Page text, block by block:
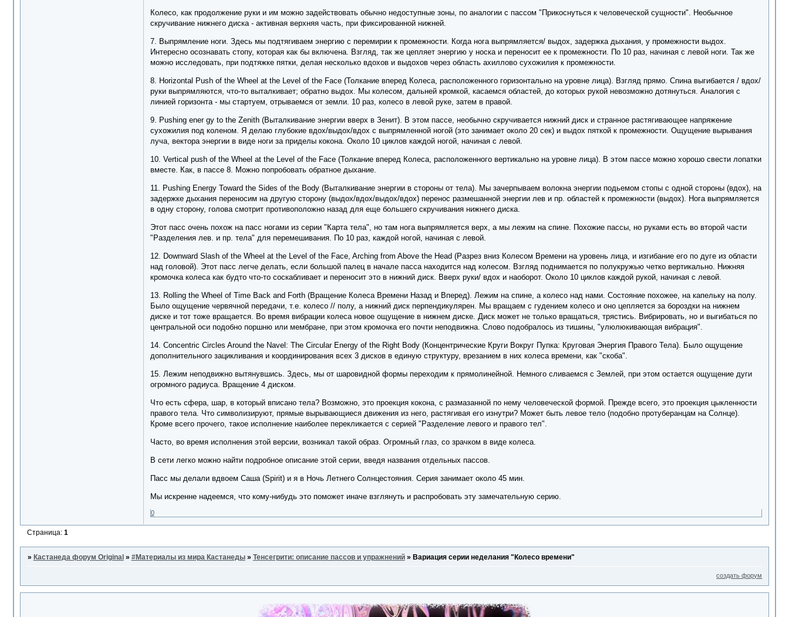
Колесо, как продолжение руки и им можно задействовать обычно недоступные зоны, по аналогии с пассом "Прикоснуться к человеческой сущности". Необычное
скручивание нижнего диска - активная верхняя часть, при фиксированной нижней.
7. Выпрямление ноги. Здесь мы подтягиваем энергию с перемирии к промежности. Когда нога выпрямляется/ выдох, задержка дыхания, у промежности выдох.
Интересно осознавать стопу, которая как бы включена. Взгляд, так же цепляет энергию у носка и переносит ее к промежности. По 10 раз, начиная с левой ноги. Так же
можно исследовать, при подтяжке пятки, делая несколько вдохов и выдохов через область ахиллово сухожилия к промежности.
8. Horizontal Push of the Wheel at the Level of the Face (Толкание вперед Колеса, расположенного горизонтально на уровне лица). Взгляд прямо. Спина выгибается / вдох/
руки выпрямляются, что-то выталкивает; обратно выдох. Мы колесом, дальней кромкой, касаемся областей, до которых рукой невозможно дотянуться. Аналогия с
линией горизонта - мы стартуем, отрываемся от земли. 10 раз, колесо в левой руке, затем в правой.
9. Pushing ener gy to the Zenith (Выталкивание энергии вверх в Зенит). В этом пассе, необычно скручивается нижний диск и странное растягивающее напряжение
сухожилия под коленом. Я делаю глубокие вдох/выдох/вдох с выпрямленной ногой (это занимает около 20 сек) и выдох пяткой к промежности. Ощущение вырывания
луча, вектора энергии в виде ноги за приделы кокона. Около 10 циклов каждой ногой, начиная с левой.
10. Vertical push of the Wheel at the Level of the Face (Толкание вперед Колеса, расположенного вертикально на уровне лица). В этом пассе можно хорошо свести лопатки
вместе. Как, в пассе 8. Можно попробовать обратное дыхание.
11. Pushing Energy Toward the Sides of the Body (Выталкивание энергии в стороны от тела). Мы зачерпываем волокна энергии подьемом стопы с одной стороны (вдох), на
задержке дыхания переносим на другую сторону (выдох/вдох/выдох/вдох) перенос размешанной энергии лев и пр. областей к промежности (выдох). Нога выпрямляется
в одну сторону, голова смотрит противоположно назад для еще большего скручивания нижнего диска.
Этот пасс очень похож на пасс ногами из серии "Карта тела", но там нога выпрямляется верх, а мы лежим на спине. Похожие пассы, но руками есть во второй части
"Разделения лев. и пр. тела" для перемешивания. По 10 раз, каждой ногой, начиная с левой.
12. Downward Slash of the Wheel at the Level of the Face, Arching from Above the Head (Разрез вниз Колесом Времени на уровень лица, и изгибание его по дуге из области
над головой). Этот пасс легче делать, если большой палец в начале пасса находится над колесом. Взгляд поднимается по полукружью четко вертикально. Нижняя
кромочка колеса как будто что-то соскабливает и переносит это в нижний диск. Вверх руки/ вдох и наоборот. Около 10 циклов каждой рукой, начиная с левой.
13. Rolling the Wheel of Time Back and Forth (Вращение Колеса Времени Назад и Вперед). Лежим на спине, а колесо над нами. Состояние похожее, на капельку на полу.
Было ощущение червячной передачи, т.е. колесо // полу, а нижний диск перпендикулярен. Мы вращаем с гудением колесо и оно цепляется за бороздки на нижнем
диске и тот тоже вращается. Во время вибрации колеса новое ощущение в нижнем диске. Диск может не только вращаться, трястись. Вибрировать, но и выгибаться по
центральной оси подобно поршню или мембране, при этом кромочка его почти неподвижна. Слово подобралось из тишины, "улюлюкивающая вибрация".
14. Concentric Circles Around the Navel: The Circular Energy of the Right Body (Концентрические Круги Вокруг Пупка: Круговая Энергия Правого Тела). Было ощущение
дополнительного зацикливания и координирования всех 3 дисков в единую структуру, врезанием в них колеса времени, как "скоба".
15. Лежим неподвижно вытянувшись. Здесь, мы от шаровидной формы переходим к прямолинейной. Немного сливаемся с Землей, при этом остается ощущение дуги
огромного радиуса. Вращение 4 диском.
Что есть сфера, шар, в который вписано тела? Возможно, это проекция кокона, с размазанной по нему человеческой формой. Прежде всего, это проекция цыкленности
правого тела. Что символизируют, прямые вырывающиеся движения из него, растягивая его изнутри? Может быть левое тело (подобно протуберанцам на Солнце).
Кроме всего прочего, такое исполнение наиболее перекликается с серией "Разделение левого и правого тел".
Часто, во время исполнения этой версии, возникал такой образ. Огромный глаз, со зрачком в виде колеса.
В сети легко можно найти подробное описание этой серии, введя названия отдельных пассов.
Пасс мы делали вдвоем Саша (Spirit) и я в Ночь Летнего Солнцестояния. Серия занимает около 45 мин.
Мы искренне надеемся, что кому-нибудь это поможет иначе взглянуть и распробовать эту замечательную серию.
0
Страница: 1
» Кастанеда форум Original » #Материалы из мира Кастанеды » Тенсегрити: описание пассов и упражнений » Вариация серии неделания "Колесо времени"
создать форум